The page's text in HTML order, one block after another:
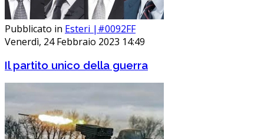
Pubblicato in Esteri |#0092FF
Venerdì, 24 Febbraio 2023 14:49
Il partito unico della guerra